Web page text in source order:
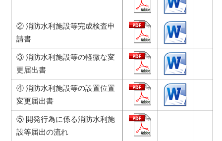
② 消防水利施設等完成検査申
請書
③ 消防水利施設等の軽微な変
更届出書
④ 消防水利施設等の設置位置
変更届出書
⑤ 開発行為に係る消防水利施
設等届出の流れ